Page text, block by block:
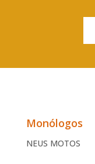
Monólogos
NEUS MOTOS